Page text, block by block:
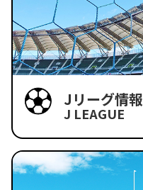
Jリーグ情報
J LEAGUE